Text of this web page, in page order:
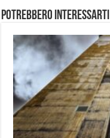
Potrebbero Interessarti